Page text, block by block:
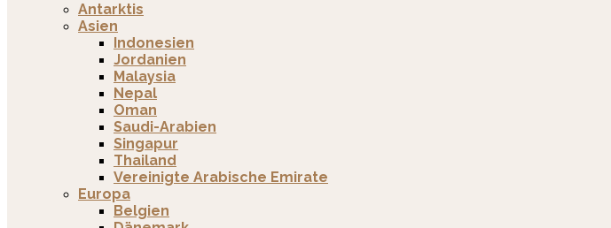
Antarktis
Asien
Indonesien
Jordanien
Malaysia
Nepal
Oman
Saudi-Arabien
Singapur
Thailand
Vereinigte Arabische Emirate
Europa
Belgien